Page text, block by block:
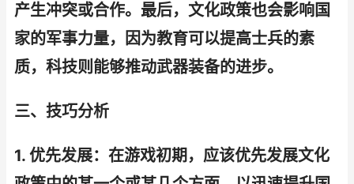
产生冲突或合作。最后，文化政策也会影响国
家的军事力量，因为教育可以提高士兵的素
质，科技则能够推动武器装备的进步。
三、技巧分析
1. 优先发展：在游戏初期，应该优先发展文化